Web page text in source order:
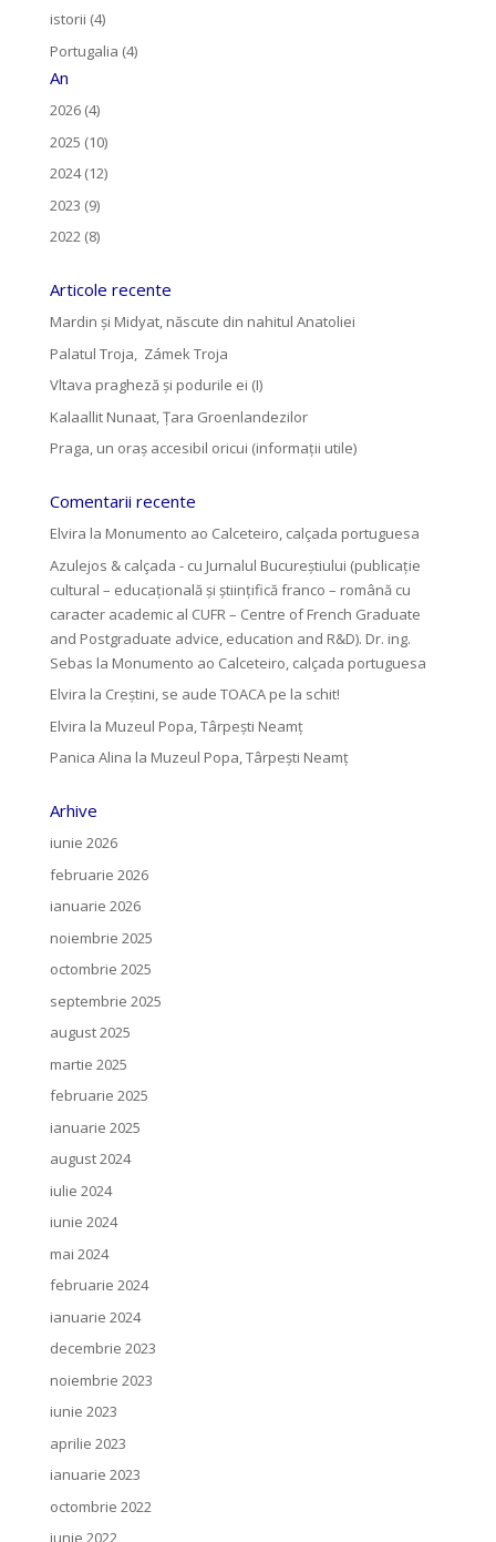
istorii (4)
Portugalia (4)
An
2026 (4)
2025 (10)
2024 (12)
2023 (9)
2022 (8)
Articole recente
Mardin și Midyat, născute din nahitul Anatoliei
Palatul Troja, Zámek Troja
Vltava pragheză și podurile ei (I)
Kalaallit Nunaat, Țara Groenlandezilor
Praga, un oraș accesibil oricui (informații utile)
Comentarii recente
Elvira la Monumento ao Calceteiro, calçada portuguesa
Azulejos & calçada - cu Jurnalul Bucureștiului (publicație
cultural – educațională și științifică franco – română cu
caracter academic al CUFR – Centre of French Graduate
and Postgraduate advice, education and R&D). Dr. ing.
Sebas la Monumento ao Calceteiro, calçada portuguesa
Elvira la Creştini, se aude TOACA pe la schit!
Elvira la Muzeul Popa, Târpeşti Neamţ
Panica Alina la Muzeul Popa, Târpeşti Neamţ
Arhive
iunie 2026
februarie 2026
ianuarie 2026
noiembrie 2025
octombrie 2025
septembrie 2025
august 2025
martie 2025
februarie 2025
ianuarie 2025
august 2024
iulie 2024
iunie 2024
mai 2024
februarie 2024
ianuarie 2024
decembrie 2023
noiembrie 2023
iunie 2023
aprilie 2023
ianuarie 2023
octombrie 2022
iunie 2022